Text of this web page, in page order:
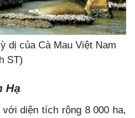
dị của Cà Mau Việt Nam
ST)
Hạ
diện tích rộng 8 000 ha,